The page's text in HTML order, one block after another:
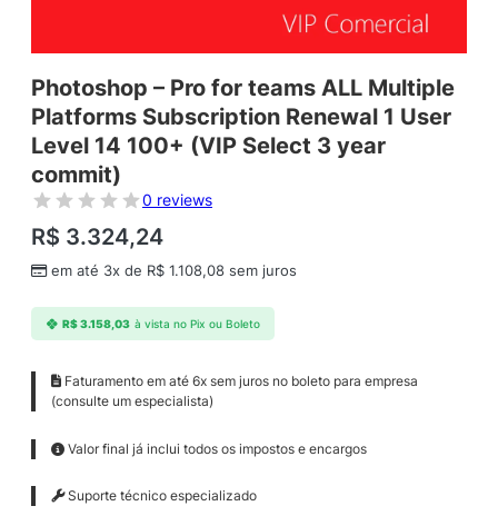
Photoshop – Pro for teams ALL Multiple
Platforms Subscription Renewal 1 User
Level 14 100+ (VIP Select 3 year
commit)
0 reviews
R$ 3.324,24
em até 3x de R$ 1.108,08 sem juros
R$3.158,03 à vista no Pix ou Boleto
Faturamento em até 6x sem juros no boleto para empresa
(consulte um especialista)
Valor final já inclui todos os impostos e encargos
Suporte técnico especializado